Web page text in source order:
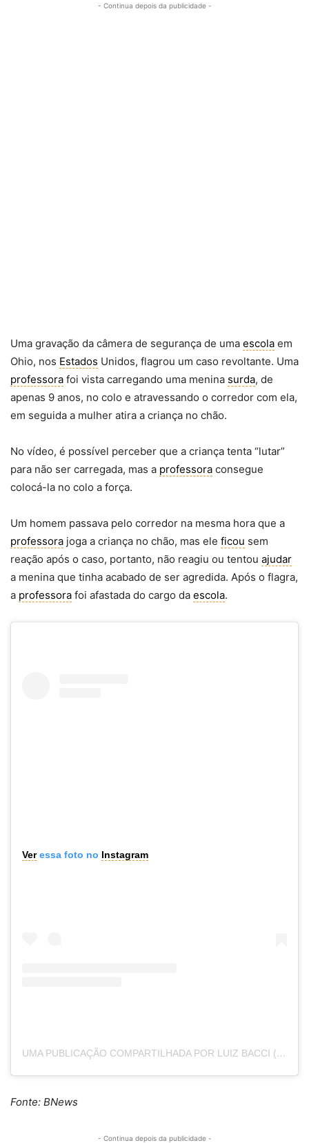
- Continua depois da publicidade -
Uma gravação da câmera de segurança de uma escola em
Ohio, nos Estados Unidos, flagrou um caso revoltante. Uma
professora foi vista carregando uma menina surda, de
apenas 9 anos, no colo e atravessando o corredor com ela,
em seguida a mulher atira a criança no chão.
No vídeo, é possível perceber que a criança tenta “lutar”
para não ser carregada, mas a professora consegue
colocá-la no colo a força.
Um homem passava pelo corredor na mesma hora que a
professora joga a criança no chão, mas ele ficou sem
reação após o caso, portanto, não reagiu ou tentou ajudar
a menina que tinha acabado de ser agredida. Após o flagra,
a professora foi afastada do cargo da escola.
Veressa foto no Instagram
UMA PUBLICAÇÃO COMPARTILHADA POR LUIZ BACCI (@LUIZBACCI)
Fonte: BNews
- Continua depois da publicidade -